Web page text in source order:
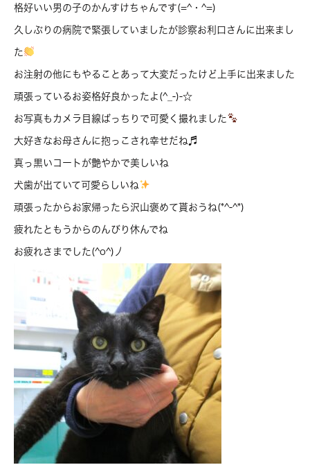
格好いい男の子のかんすけちゃんです(=^・^=)
久しぶりの病院で緊張していましたが診察お利口さんに出来まし
た
お注射の他にもやることあって大変だったけど上手に出来ました
頑張っているお姿格好良かったよ(^_-)-☆
お写真もカメラ目線ばっちりで可愛く撮れました
大好きなお母さんに抱っこされ幸せだね♬
真っ黒いコートが艶やかで美しいね
犬歯が出ていて可愛らしいね
頑張ったからお家帰ったら沢山褒めて貰おうね(*^-^*)
疲れたともうからのんびり休んでね
お疲れさまでした(^o^)丿